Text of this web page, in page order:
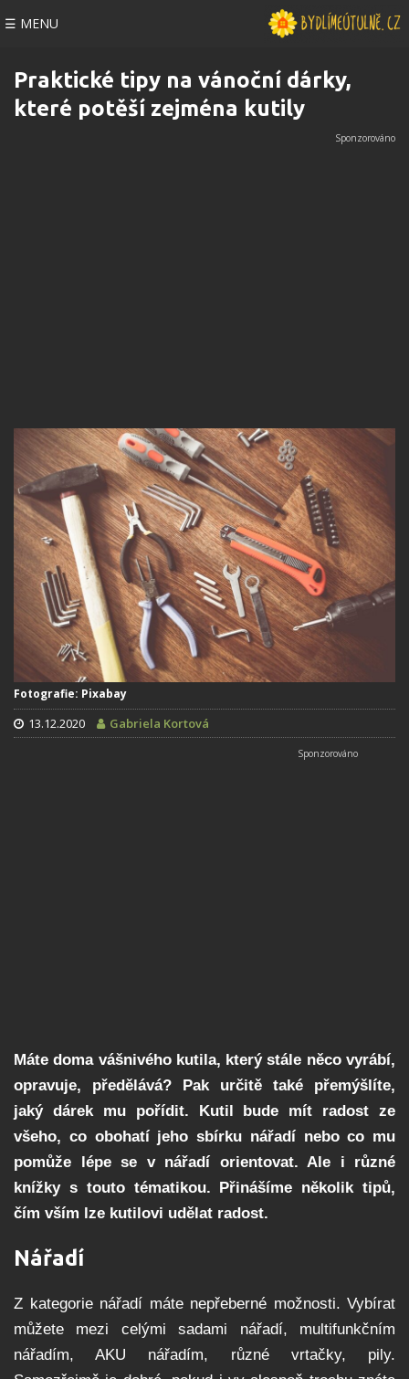
☰ MENU
Praktické tipy na vánoční dárky,
které potěší zejména kutily
Fotografie: Pixabay
13.12.2020 Gabriela Kortová
Máte doma vášnivého kutila, který stále něco vyrábí,
opravuje, předělává? Pak určitě také přemýšlíte,
jaký dárek mu pořídit. Kutil bude mít radost ze
všeho, co obohatí jeho sbírku nářadí nebo co mu
pomůže lépe se v nářadí orientovat. Ale i různé
knížky s touto tématikou. Přinášíme několik tipů,
čím vším lze kutilovi udělat radost.
Nářadí
Z kategorie nářadí máte nepřeberné možnosti. Vybírat
můžete mezi celými sadami nářadí, multifunkčním
nářadím, AKU nářadím, různé vrtačky, pily.